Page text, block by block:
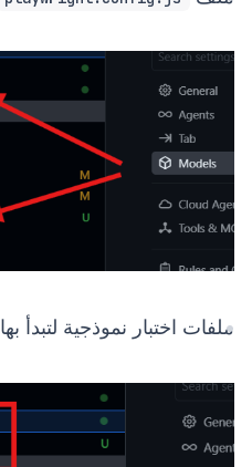
ملفات اختبار نموذجية لتبدأ بها